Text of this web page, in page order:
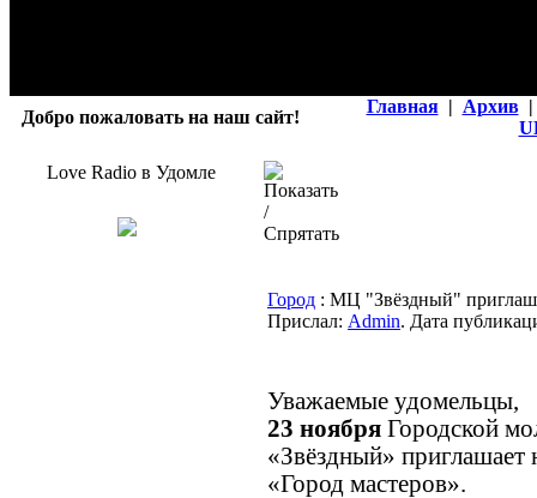
Добро пожаловать на наш сайт!
Главная | Архив |
Love Radio в Удомле
Город : МЦ "Звёздный"
Прислал: Admin. Дата
Уважаемые удомельцы,
23 ноября Городской
«Звёздный» приглашает
«Город мастеров».